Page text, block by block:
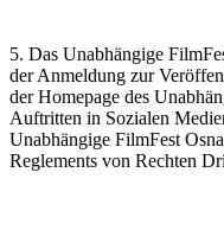
5. Das Unabhängige
der Anmeldung zur
der Homepage des
Auftritten in Sozialen
Unabhängige FilmFest
Reglements von Rechten